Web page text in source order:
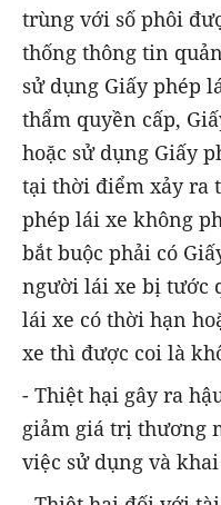
trùng với số phôi
thống thông tin
sử dụng Giấy phép
thẩm quyền cấp,
hoặc sử dụng Giấy
tại thời điểm xảy ra
phép lái xe không
bắt buộc phải có
người lái xe bị tước
lái xe có thời hạn
xe thì được coi là
- Thiệt hại gây ra
giảm giá trị thương
việc sử dụng và